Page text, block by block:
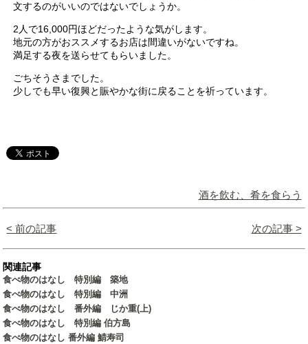
文するのがいいのではないでしょうか。
2人で16,000円ほどだったような気がします。
地元の方がおススメするお店は間違いがないですね。
満足する夜を送らせてもらいました。
ごちそうさまでした。
少しでも早い復興と賑やかな街に戻ることを祈っています。
酒を飲む、肴を食らう
< 前の記事 次の記事 >
関連記事
食べ物のはなし 特別編 築地
食べ物のはなし 特別編 中洲
食べ物のはなし 番外編 じか重(上)
食べ物のはなし 特別編 伯方島
食べ物のはなし 番外編 鯖寿司